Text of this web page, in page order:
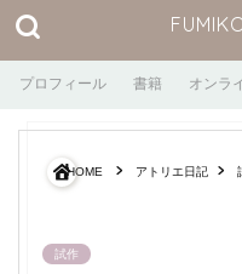
プロフィール 書籍 オンラ
HOME アトリエ日記
試作